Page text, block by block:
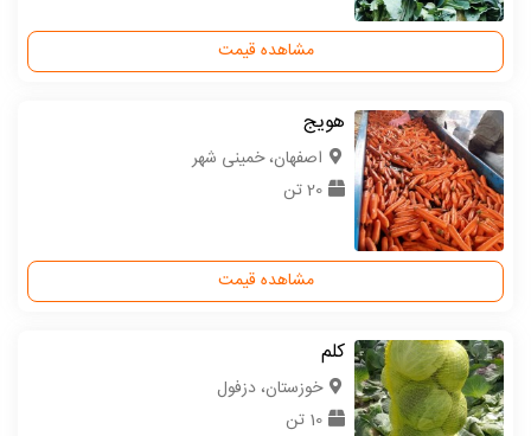
مشاهده قیمت
هویج
اصفهان، خمینی شهر
20 تن
مشاهده قیمت
کلم
خوزستان، دزفول
10 تن